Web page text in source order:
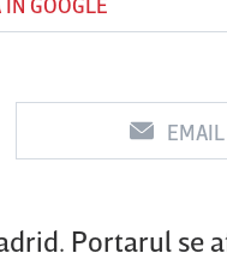
EMAIL
Portarul se
FCSB